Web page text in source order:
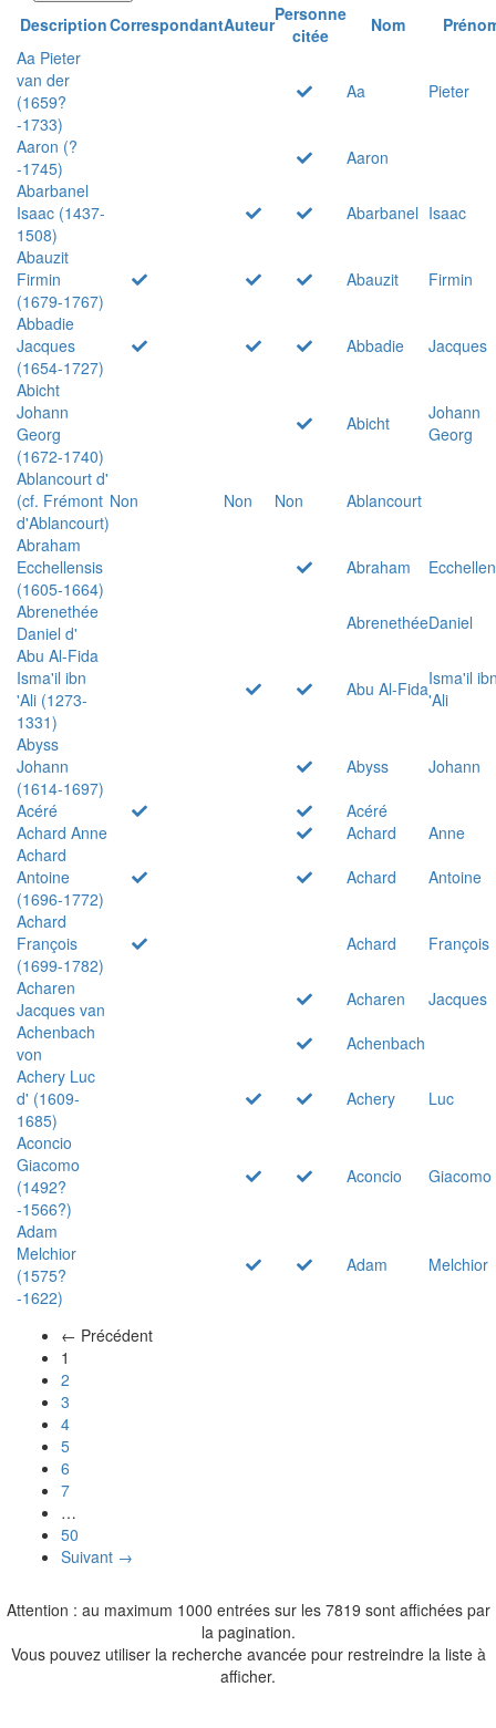
DescriptionCorrespondantAuteurPersonne
citée
Nom
Aa Pieter
van der
(1659?
-1733)
Aa Pieter
Aaron (?
-1745)
Aaron
Abarbanel
Isaac (1437-
1508)
Abarbanel Isaac
Abauzit
Firmin
(1679-1767)
Abauzit
Firmin
Abbadie
Jacques
(1654-1727)
Abbadie
Jacques
Abicht
Johann
Georg
(1672-1740)
Abicht
Johann
Georg
Ablancourt d'
(cf. Frémont
d'Ablancourt)
Non Non Non
Ablancourt
Abraham
Ecchellensis
(1605-1664)
Abraham
Abrenethée
Daniel d'
AbrenethéeDaniel
Abu Al-Fida
Isma'il ibn
'Ali (1273-
1331)
Abu Al-FidaIsma'il
'Ali
Abyss
Johann
(1614-1697)
Abyss
Johann
Acéré
Acéré
Achard Anne
Achard
Anne
Achard
Antoine
(1696-1772)
Achard
Antoine
Achard
François
(1699-1782)
Achard
François
Acharen
Jacques van
Acharen
Jacques
Achenbach
von
Achenbach
Achery Luc
d' (1609-
1685)
Achery
Luc
Aconcio
Giacomo
(1492?
-1566?)
Aconcio Giacomo
Adam
Melchior
(1575?
-1622)
Adam Melchior
← Précédent
1
2
3
4
5
6
7
…
50
Suivant →
Attention : au maximum 1000 entrées sur les 7819 sont affichées par
la pagination.
Vous pouvez utiliser la recherche avancée pour restreindre la liste à
afficher.